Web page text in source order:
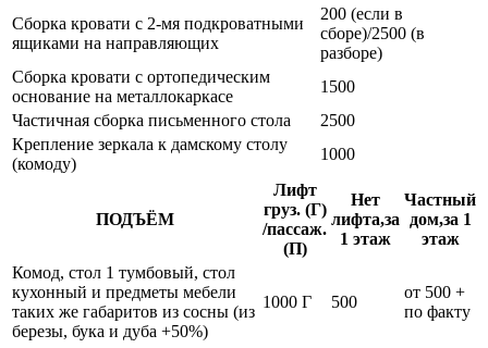
Сборка кровати с 2-мя подкроватными
ящиками на направляющих
200 (если в
сборе)/2500 (в
разборе)
Сборка кровати с ортопедическим
основание на металлокаркасе
1500
Частичная сборка письменного стола
2500
Крепление зеркала к дамскому столу
(комоду)
1000
ПОДЪЁМ
Лифт
груз. (Г)
/пассаж.
(П)
Нет
лифта,за
1 этаж
Частный
дом,за 1
этаж
Комод, стол 1 тумбовый, стол
кухонный и предметы мебели
таких же габаритов из сосны (из
березы, бука и дуба +50%)
1000 Г 500
от 500 +
по факту